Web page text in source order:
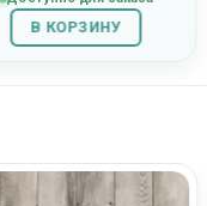
составляла
3,240.00
руб..
1,620.00
руб..
В КОРЗИНУ